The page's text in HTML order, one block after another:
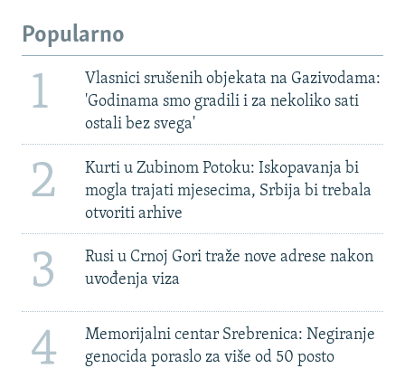
Popularno
1
Vlasnici srušenih objekata na Gazivodama:
'Godinama smo gradili i za nekoliko sati
ostali bez svega'
2
Kurti u Zubinom Potoku: Iskopavanja bi
mogla trajati mjesecima, Srbija bi trebala
otvoriti arhive
3
Rusi u Crnoj Gori traže nove adrese nakon
uvođenja viza
4
Memorijalni centar Srebrenica: Negiranje
genocida poraslo za više od 50 posto